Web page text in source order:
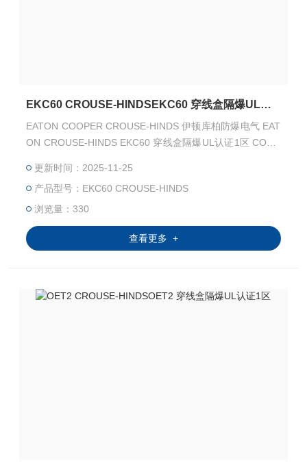
EKC60 CROUSE-HINDSEKC60 穿线盒隔爆UL认证1区
EATON COOPER CROUSE-HINDS 伊顿库柏防爆电气 EAT
ON CROUSE-HINDS EKC60 穿线盒隔爆UL认证1区 COOP
CROUSE-HINDS 总代理-Kunshan Beiyuan Electric Co.,Ltd
更新时间：2025-11-25
产品型号：EKC60 CROUSE-HINDS
浏览量：330
查看更多 +